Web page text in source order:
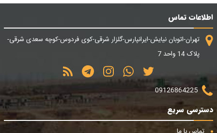
اطلاعات تماس
تهران-اتوبان نیایش-ایرانپارس-گلزار شرقی-کوی فردوس-کوچه سعدی شرقی-
پلاک 14 واحد 7
09126864225
دسترسی سریع